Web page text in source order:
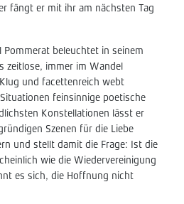
fängt er mit ihr am nächsten Tag
Pommerat beleuchtet in seinem
zeitlose, immer im Wandel
und facettenreich webt
feinsinnige poetische
Konstellationen lässt er
Szenen für die Liebe
und stellt damit die Frage: Ist die
wie die Wiedervereinigung
es sich, die Hoffnung nicht